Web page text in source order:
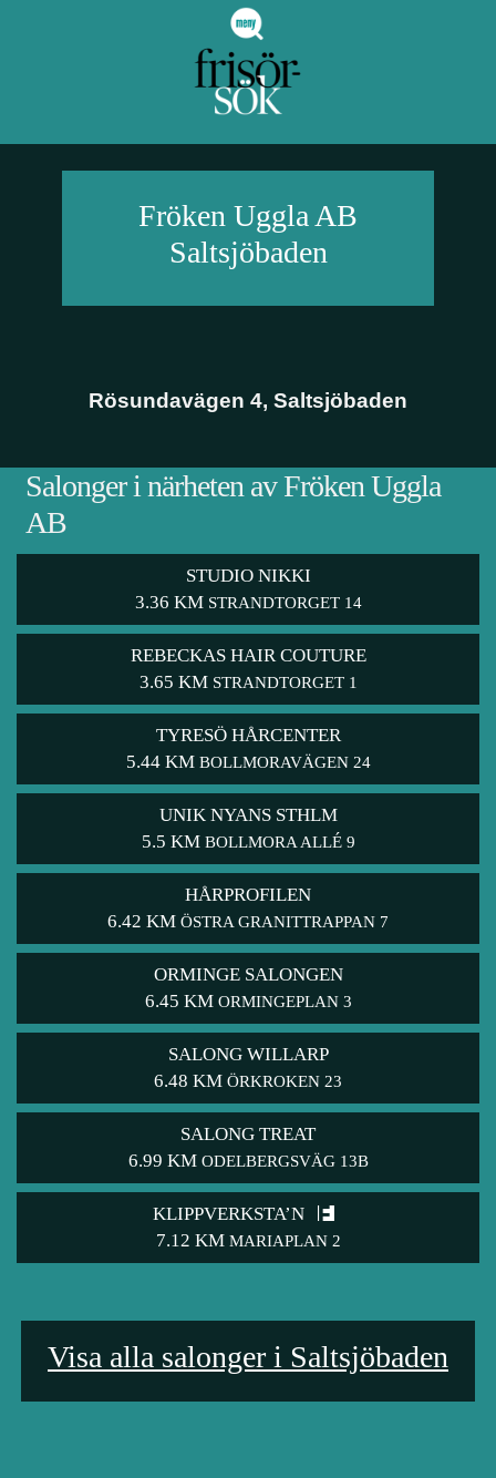
Fröken Uggla AB
Saltsjöbaden
Rösundavägen 4, Saltsjöbaden
Salonger i närheten av Fröken Uggla
AB
STUDIO NIKKI
3.36 KM STRANDTORGET 14
REBECKAS HAIR COUTURE
3.65 KM STRANDTORGET 1
TYRESÖ HÅRCENTER
5.44 KM BOLLMORAVÄGEN 24
UNIK NYANS STHLM
5.5 KM BOLLMORA ALLÉ 9
HÅRPROFILEN
6.42 KM ÖSTRA GRANITTRAPPAN 7
ORMINGE SALONGEN
6.45 KM ORMINGEPLAN 3
SALONG WILLARP
6.48 KM ÖRKROKEN 23
SALONG TREAT
6.99 KM ODELBERGSVÄG 13B
KLIPPVERKSTA’N
7.12 KM MARIAPLAN 2
Visa alla salonger i Saltsjöbaden